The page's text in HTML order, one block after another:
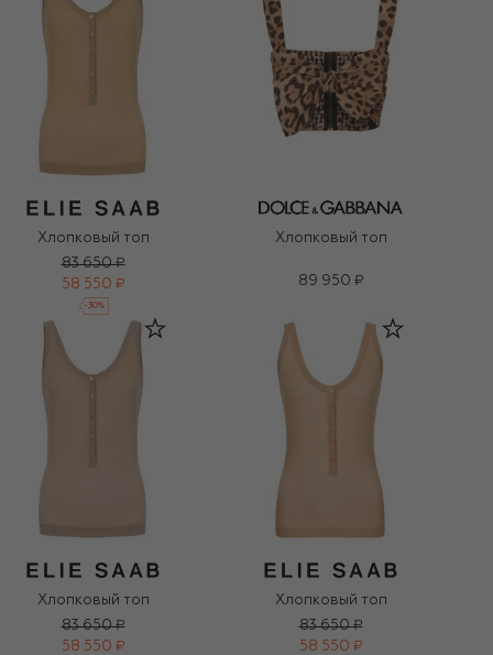
Хлопковый топ
83 650 ₽
58 550 ₽
-30%
Хлопковый топ
89 950 ₽
Хлопковый топ
83 650 ₽
58 550 ₽
Хлопковый топ
83 650 ₽
58 550 ₽